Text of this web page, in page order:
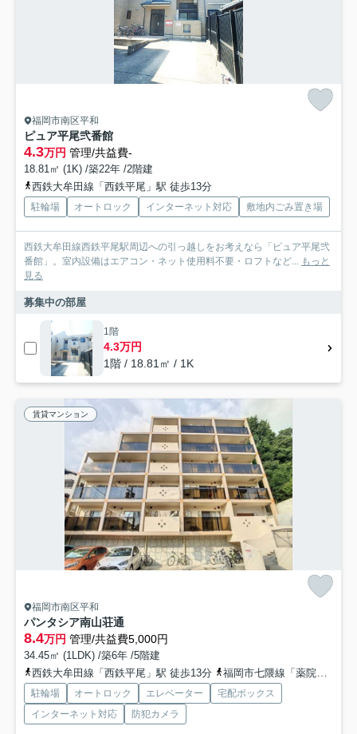
福岡市南区平和
ピュア平尾弐番館
4.3万円 管理/共益費-
18.81㎡ (1K) /築22年 /2階建
西鉄大牟田線「西鉄平尾」駅 徒歩13分
駐輪場 オートロック インターネット対応 敷地内ごみ置き場
西鉄大牟田線西鉄平尾駅周辺への引っ越しをお考えなら「ピュア平尾弐
番館」。室内設備はエアコン・ネット使用料不要・ロフトなど... もっと
見る
募集中の部屋
1階
4.3万円
1階 / 18.81㎡ / 1K
賃貸マンション
福岡市南区平和
パンタシア南山荘通
8.4万円 管理/共益費5,000円
34.45㎡ (1LDK) /築6年 /5階建
西鉄大牟田線「西鉄平尾」駅 徒歩13分
福岡市七隈線「薬院大通」駅 徒歩21分
駐輪場 オートロック エレベーター
宅配ボックス
インターネット対応
防犯カメラ